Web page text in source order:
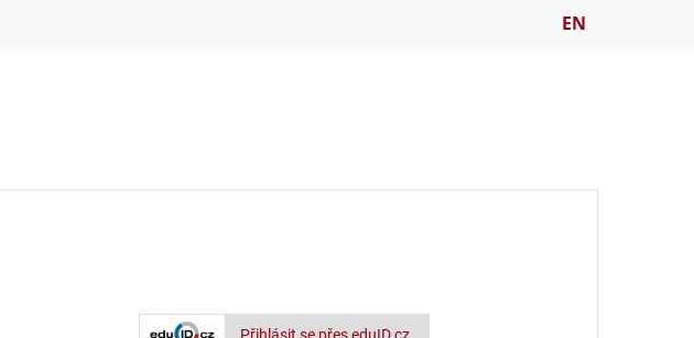
EN
Přihlásit se přes eduID.cz